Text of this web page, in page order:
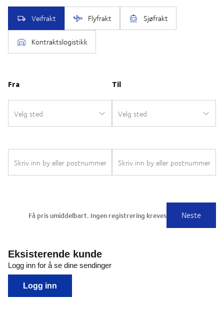
Eksisterende kunde
Logg inn for å se dine sendinger
Logg inn